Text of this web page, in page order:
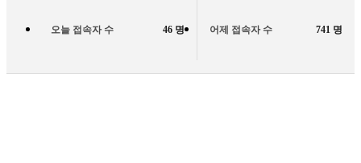
오늘 접속자 수 46 명 어제 접속자 수 741 명